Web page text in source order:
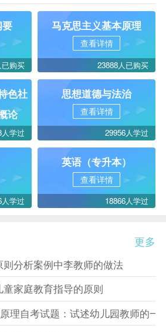
已购买
马克思主义基本原理
查看详情
23888人已购买
色社
论
学过
思想道德与法治
查看详情
29956人学过
学过
英语（专升本）
查看详情
18866人学过
更多
分析案例中李教师的做法
家庭教育指导的原则
理自考试题：试述幼儿园教师的一